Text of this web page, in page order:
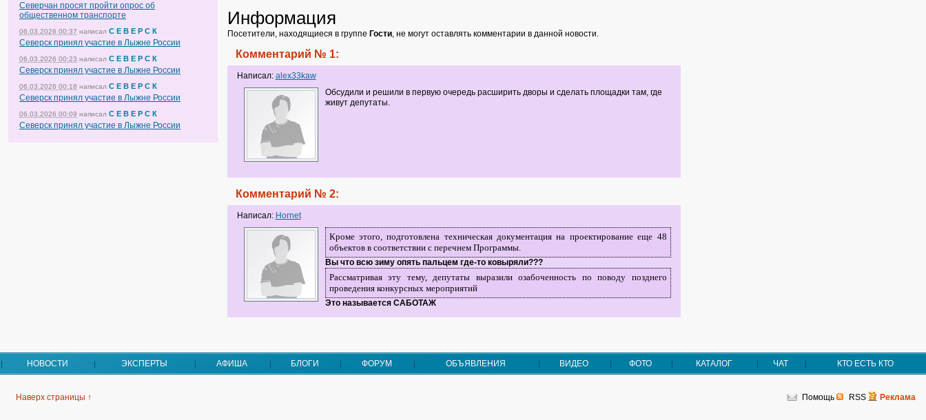
Северчан просят пройти опрос об
общественном транспорте
06.03.2026 00:37 написал С Е В Е Р С К
Северск принял участие в Лыжне России
06.03.2026 00:23 написал С Е В Е Р С К
Северск принял участие в Лыжне России
06.03.2026 00:18 написал С Е В Е Р С К
Северск принял участие в Лыжне России
06.03.2026 00:09 написал С Е В Е Р С К
Северск принял участие в Лыжне России
Информация
Посетители, находящиеся в группе Гости, не могут оставлять комментарии в данной новости.
Комментарий № 1:
Написал: alex33kaw
Обсудили и решили в первую очередь расширить дворы и сделать площадки там, где
живут депутаты.
Комментарий № 2:
Написал: Hornet
Кроме этого, подготовлена техническая документация на проектирование еще 48
объектов в соответствии с перечнем Программы.
Вы что всю зиму опять пальцем где-то ковыряли???
Рассматривая эту тему, депутаты выразили озабоченность по поводу позднего
проведения конкурсных мероприятий
Это называется САБОТАЖ
НОВОСТИ ЭКСПЕРТЫ АФИША БЛОГИ ФОРУМ ОБЪЯВЛЕНИЯ ВИДЕО ФОТО КАТАЛОГ ЧАТ КТО ЕСТЬ КТО
Помощь RSS Реклама
Наверх страницы ↑